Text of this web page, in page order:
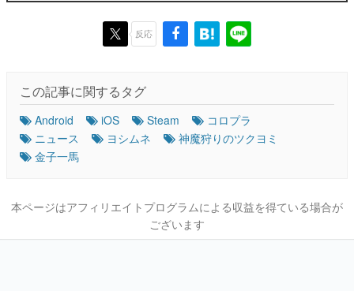
反応
この記事に関するタグ
Android iOS Steam
コロプラ
ニュース
ヨシムネ
神魔狩りのツクヨミ
金子一馬
本ページはアフィリエイトプログラムによる収益を得ている場合が
ございます